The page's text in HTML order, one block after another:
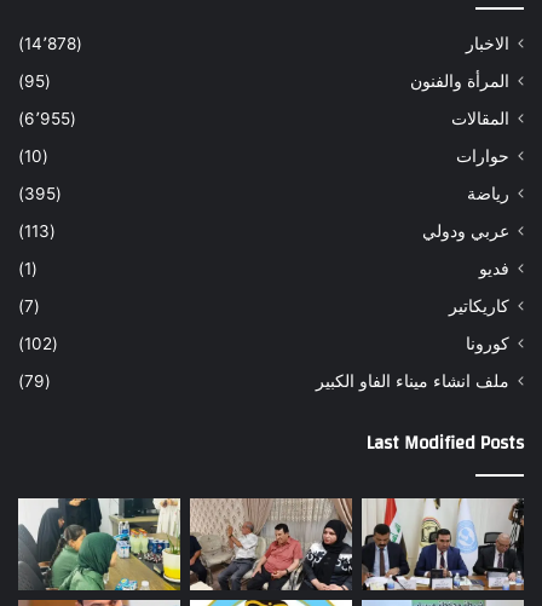
الاخبار
(14٬878)
المرأة والفنون
(95)
المقالات
(6٬955)
حوارات
(10)
رياضة
(395)
عربي ودولي
(113)
فديو
(1)
كاريكاتير
(7)
كورونا
(102)
ملف انشاء ميناء الفاو الكبير
(79)
Last Modified Posts